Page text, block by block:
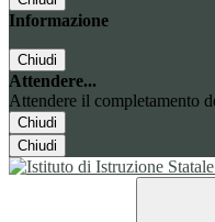
Informazione
Chiudi
Attendere...
Attendere il completamento
Chiudi
Chiudi